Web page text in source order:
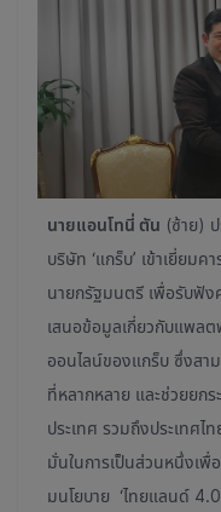
นายแอนโทนี่ ตัน (ซ้าย)
บริษัท ‘แกร็บ’ เข้าเยี่ยมคา
นายกรัฐมนตรี เพื่อรับฟัง
เสนอข้อมูลเกี่ยวกับแพลต
ออนไลน์ของแกร็บ ซึ่งสา
ที่หลากหลาย และช่วยยก
ประเทศ รวมถึงประเทศ
มั่นในการเป็นส่วนหนึ่งเพื่
มนโยบาย ‘ไทยแลนด์